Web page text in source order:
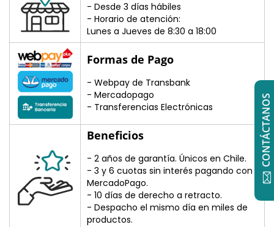
- Desde 3 días hábiles
- Horario de atención:
Lunes a Jueves de 8:30 a 18:00
Formas de Pago
- Webpay de Transbank
- Mercadopago
- Transferencias Electrónicas
Beneficios
- 2 años de garantía. Únicos en Chile.
- 3 y 6 cuotas sin interés pagando con
MercadoPago.
- 10 días de derecho a retracto.
- Despacho el mismo día en miles de
productos.
CONTÁCTANOS